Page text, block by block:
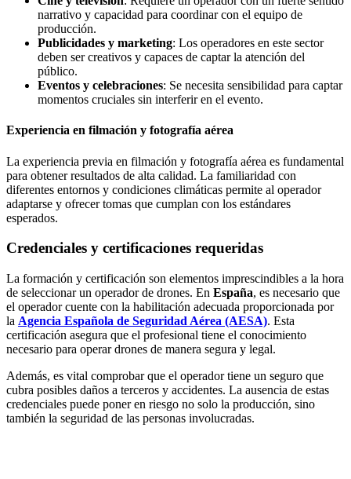
narrativo y capacidad para coordinar con el equipo de
producción.
Publicidades y marketing: Los operadores en este sector
deben ser creativos y capaces de captar la atención del
público.
Eventos y celebraciones: Se necesita sensibilidad para captar
momentos cruciales sin interferir en el evento.
Experiencia en filmación y fotografía aérea
La experiencia previa en filmación y fotografía aérea es fundamental
para obtener resultados de alta calidad. La familiaridad con
diferentes entornos y condiciones climáticas permite al operador
adaptarse y ofrecer tomas que cumplan con los estándares
esperados.
Credenciales y certificaciones requeridas
La formación y certificación son elementos imprescindibles a la hora
de seleccionar un operador de drones. En España, es necesario que
el operador cuente con la habilitación adecuada proporcionada por
la Agencia Española de Seguridad Aérea (AESA). Esta
certificación asegura que el profesional tiene el conocimiento
necesario para operar drones de manera segura y legal.
Además, es vital comprobar que el operador tiene un seguro que
cubra posibles daños a terceros y accidentes. La ausencia de estas
credenciales puede poner en riesgo no solo la producción, sino
también la seguridad de las personas involucradas.